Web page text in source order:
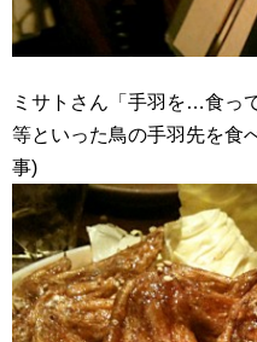
ミサトさん「手羽を…食っ
等といった鳥の手羽先を食
事)